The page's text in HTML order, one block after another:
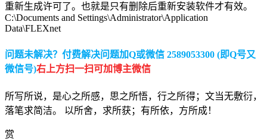
重新生成许可了。也就是只有删除后重新安装软件才有效。
C:\Documents and Settings\Administrator\Application
Data\FLEXnet
问题未解决？付费解决问题加Q或微信 2589053300 (即Q号又
微信号)右上方扫一扫可加博主微信
所写所说，是心之所感，思之所悟，行之所得；文当无敷衍，
落笔求简洁。 以所舍，求所获；有所依，方所成！
赏